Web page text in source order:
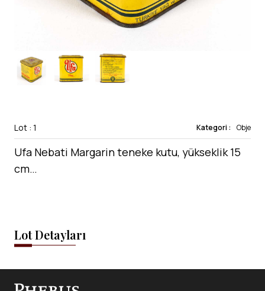
Lot : 1 Kategori : Obje
Ufa Nebati Margarin teneke kutu, yükseklik 15
cm…
Lot Detayları